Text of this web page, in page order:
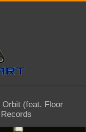
Orbit (feat. Floor